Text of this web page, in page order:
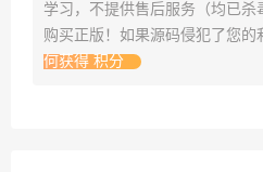
学习，不提供售后服务（均已杀
购买正版！如果源码侵犯了您的
何获得 积分